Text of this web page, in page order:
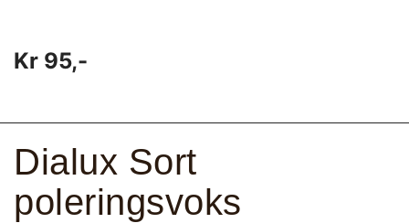
Kr 95,-
Dialux Sort
poleringsvoks